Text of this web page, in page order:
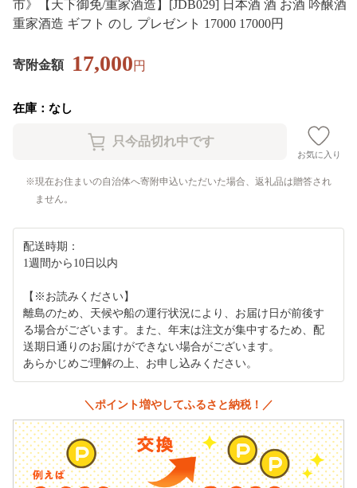
市》【天下御免/重家酒造】[JDB029] 日本酒 酒 お酒 吟醸酒
重家酒造 ギフト のし プレゼント 17000 17000円
寄附金額 17,000円
在庫：なし
お気に入り
現在お住まいの自治体へ寄附申込いただいた場合、返礼品は贈答され
ません。
配送時期：
1週間から10日以内
【※お読みください】
離島のため、天候や船の運行状況により、お届け日が前後す
る場合がございます。また、年末は注文が集中するため、配
送期日通りのお届けができない場合がございます。
あらかじめご理解の上、お申し込みください。
＼ポイント増やしてふるさと納税！／